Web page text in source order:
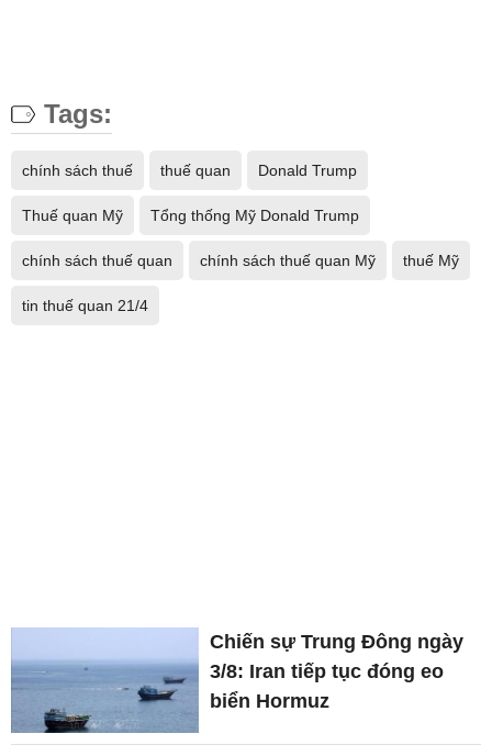
Tags:
chính sách thuế thuế quan Donald Trump
Thuế quan Mỹ Tổng thống Mỹ Donald Trump
chính sách thuế quan chính sách thuế quan Mỹ thuế Mỹ
tin thuế quan 21/4
Chiến sự Trung Đông ngày
3/8: Iran tiếp tục đóng eo
biển Hormuz